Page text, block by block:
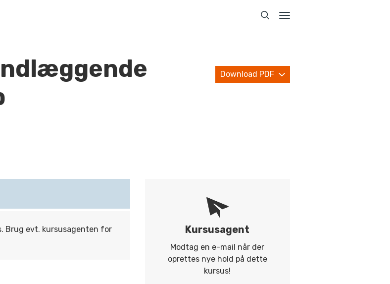
Download PDF
Brug evt. kursusagenten for
Kursusagent
Modtag en e-mail når der
oprettes nye hold på dette
kursus!